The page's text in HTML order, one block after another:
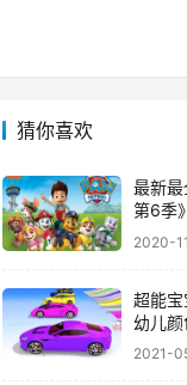
猜你喜欢
最新
第6季
清无水
2020-
超能
幼儿
百度网
2021-